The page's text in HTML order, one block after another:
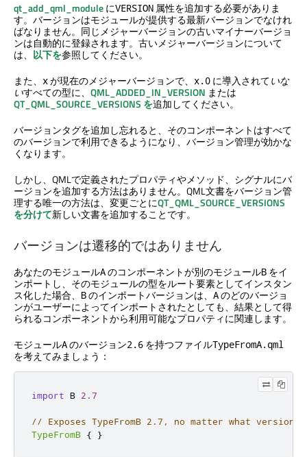
qt_add_qml_moduleにVERSION 属性を追加する必要がありま
す。バージョンはモジュールが提供する最新バージョンでなけれ
ばなりません。同じメジャーバージョンの古いマイナーバージョ
ンは自動的に登録されます。古いメジャーバージョンについて
は、 以下を参照してください。
また、 xが現在のメジャーバージョンで、 x.0 に導入されていな
いすべての型に、 QML_ADDED_IN_VERSION または
QT_QML_SOURCE_VERSIONS を追加してください。
バージョンタグを追加し忘れると、そのコンポーネントはすべて
のバージョンで利用できるようになり、バージョン管理が効かな
くなります。
しかし、QMLで定義されたプロパティやメソッド、シグナルにバ
ージョンを追加する方法はありません。QML文書をバージョン管
理する唯一の方法は、変更ごとにQT_QML_SOURCE_VERSIONS
を分けて新しい文書を追加することです。
バージョンは遷移的ではありません
あなたのモジュールAのコンポーネントが別のモジュールB をイ
ンポートし、そのモジュールの型をルート要素としてインスタン
ス化した場合、 Bのインポートバージョンは、 Aのどのバージョ
ンがユーザーによってインポートされたとしても、結果として得
られるコンポーネントから利用可能なプロパティに関連します。
モジュールAのバージョン2.6 を持つファイルTypeFromA.qml
を考えてみましょう：
import B 2.7
// Exposes TypeFromB 2.7, no matter what version
TypeFromB { }